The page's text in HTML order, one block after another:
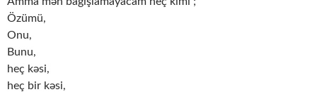
Özümü,
Onu,
Bunu,
heç kəsi,
heç bir kəsi,